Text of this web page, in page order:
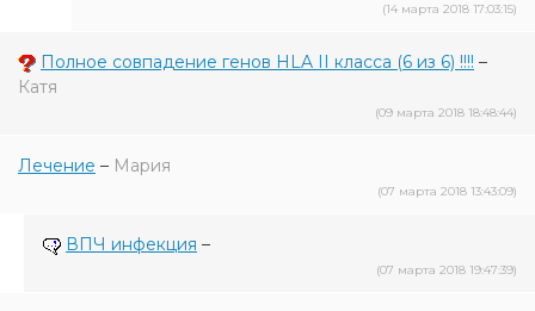
(14 марта 2018 17:03:15)
Полное совпадение генов HLA II класса (6 из 6) !!!! –
Катя
(09 марта 2018 18:48:44)
Лечение – Мария
(07 марта 2018 13:43:09)
ВПЧ инфекция –
(07 марта 2018 19:47:39)